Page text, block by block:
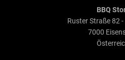
BBQ
Ruster Straße 82
7000